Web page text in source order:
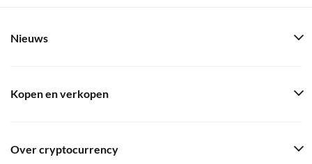
Nieuws
Kopen en verkopen
Over cryptocurrency